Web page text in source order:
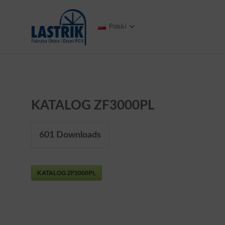
Polski
KATALOG ZF3000PL
601 Downloads
KATALOG ZF3000PL